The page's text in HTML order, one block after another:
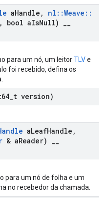
aHandle , nl ::Weave ::
, bool aIsNull)
para um nó, um leitorTLVe
foi recebido, defina os
t version)
aLeafHandle ,
& aReader)
para um nó de folha e um
no recebedor da chamada.